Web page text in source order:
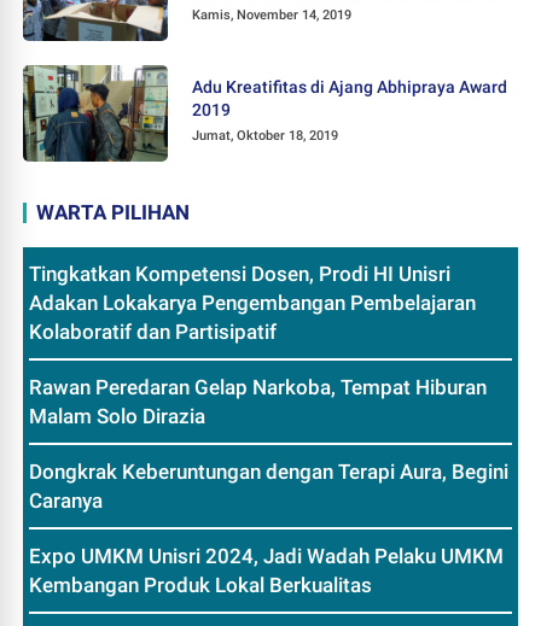
Kamis, November 14, 2019
Adu Kreatifitas di Ajang Abhipraya Award
2019
Jumat, Oktober 18, 2019
WARTA PILIHAN
Tingkatkan Kompetensi Dosen, Prodi HI Unisri
Adakan Lokakarya Pengembangan Pembelajaran
Kolaboratif dan Partisipatif
Rawan Peredaran Gelap Narkoba, Tempat Hiburan
Malam Solo Dirazia
Dongkrak Keberuntungan dengan Terapi Aura, Begini
Caranya
Expo UMKM Unisri 2024, Jadi Wadah Pelaku UMKM
Kembangan Produk Lokal Berkualitas